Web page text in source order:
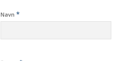
Navn *